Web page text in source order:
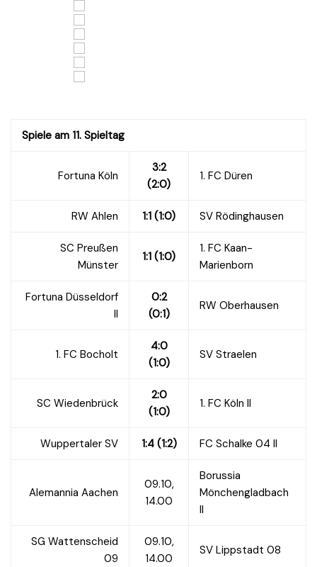
Spiele am 11. Spieltag
Fortuna Köln
3:2
(2:0)
1. FC Düren
RW Ahlen 1:1 (1:0) SV Rödinghausen
SC Preußen
Münster
1:1 (1:0)
1. FC Kaan-
Marienborn
Fortuna Düsseldorf
II
0:2
(0:1)
RW Oberhausen
1. FC Bocholt
4:0
(1:0)
SV Straelen
SC Wiedenbrück
2:0
(1:0)
1. FC Köln II
Wuppertaler SV 1:4 (1:2) FC Schalke 04 II
Alemannia Aachen
09.10,
14.00
Borussia
Mönchengladbach
II
SG Wattenscheid
09
09.10,
14.00
SV Lippstadt 08